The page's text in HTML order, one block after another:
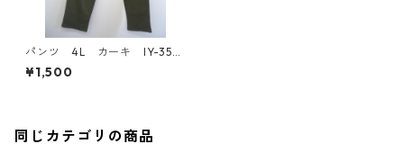
パンツ 4L カーキ IY-354
4
¥1,500
同じカテゴリの商品